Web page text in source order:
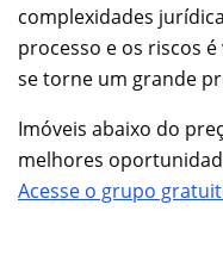
complexidades
processo e os riscos
se torne um grande
Imóveis abaixo do
melhores
Acesse o grupo